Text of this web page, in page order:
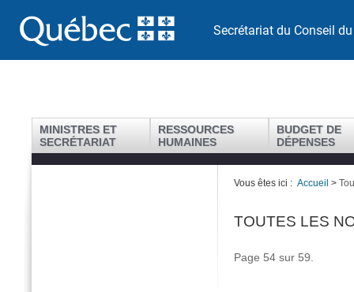
Secrétariat du Conseil
MINISTRES ET
SECRÉTARIAT
RESSOURCES
HUMAINES
BUDGET DE
DÉPENSES
Vous êtes ici : Accueil >
TOUTES LES
Page 54 sur 59.